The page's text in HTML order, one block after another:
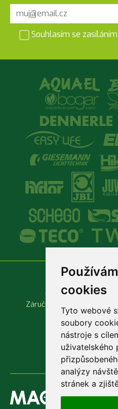
cookies
Tyto webové
soubory
nástroje s
uživatelského
analýzy
stránek a
Souhlasím se
Vše o nákupu
Obchodní podmínky
Záruční a reklamační